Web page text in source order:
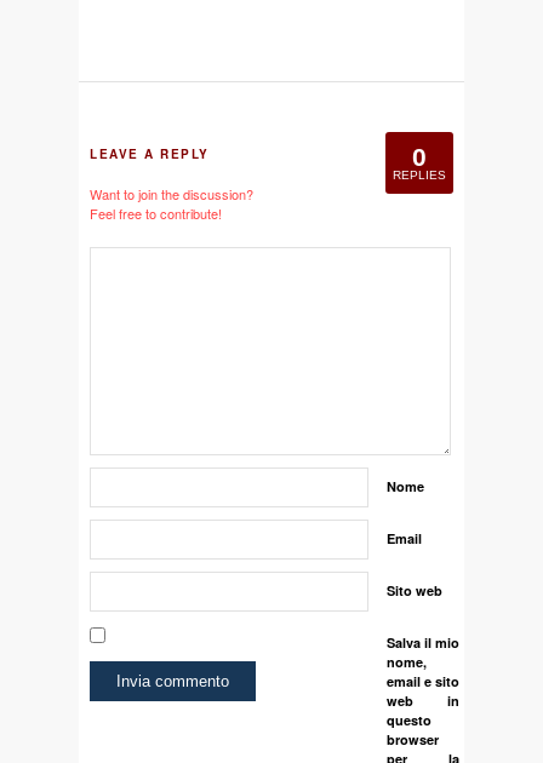
0
REPLIES
LEAVE A REPLY
Want to join the discussion?
Feel free to contribute!
Nome
Email
Sito web
Salva il mio
nome,
email e sito
web in
questo
browser
per la